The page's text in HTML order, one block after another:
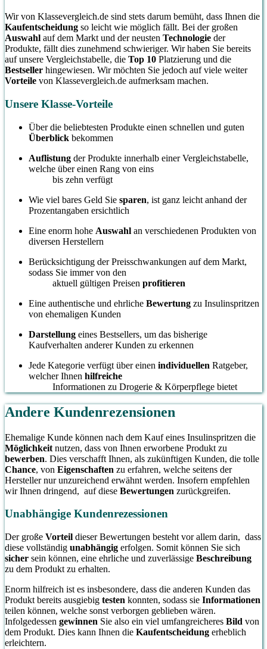
Wir von Klassevergleich.de sind stets darum bemüht, dass Ihnen die
Kaufentscheidung so leicht wie möglich fällt. Bei der großen
Auswahl auf dem Markt und der neusten Technologie der
Produkte, fällt dies zunehmend schwieriger. Wir haben Sie bereits
auf unsere Vergleichstabelle, die Top 10 Platzierung und die
Bestseller hingewiesen. Wir möchten Sie jedoch auf viele weiter
Vorteile von Klassevergleich.de aufmerksam machen.
Unsere Klasse-Vorteile
Über die beliebtesten Produkte einen schnellen und guten
Überblick bekommen
Auflistung der Produkte innerhalb einer Vergleichstabelle,
welche über einen Rang von eins
bis zehn verfügt
Wie viel bares Geld Sie sparen, ist ganz leicht anhand der
Prozentangaben ersichtlich
Eine enorm hohe Auswahl an verschiedenen Produkten von
diversen Herstellern
Berücksichtigung der Preisschwankungen auf dem Markt,
sodass Sie immer von den
aktuell gültigen Preisen profitieren
Eine authentische und ehrliche Bewertung zu Insulinspritzen
von ehemaligen Kunden
Darstellung eines Bestsellers, um das bisherige
Kaufverhalten anderer Kunden zu erkennen
Jede Kategorie verfügt über einen individuellen Ratgeber,
welcher Ihnen hilfreiche
Informationen zu Drogerie & Körperpflege bietet
Andere Kundenrezensionen
Ehemalige Kunde können nach dem Kauf eines Insulinspritzen die
Möglichkeit nutzen, dass von Ihnen erworbene Produkt zu
bewerben. Dies verschafft Ihnen, als zukünftigen Kunden, die tolle
Chance, von Eigenschaften zu erfahren, welche seitens der
Hersteller nur unzureichend erwähnt werden. Insofern empfehlen
wir Ihnen dringend, auf diese Bewertungen zurückgreifen.
Unabhängige Kundenrezessionen
Der große Vorteil dieser Bewertungen besteht vor allem darin, dass
diese vollständig unabhängig erfolgen. Somit können Sie sich
sicher sein können, eine ehrliche und zuverlässige Beschreibung
zu dem Produkt zu erhalten.
Enorm hilfreich ist es insbesondere, dass die anderen Kunden das
Produkt bereits ausgiebig testen konnten, sodass sie Informationen
teilen können, welche sonst verborgen geblieben wären.
Infolgedessen gewinnen Sie also ein viel umfangreicheres Bild von
dem Produkt. Dies kann Ihnen die Kaufentscheidung erheblich
erleichtern.